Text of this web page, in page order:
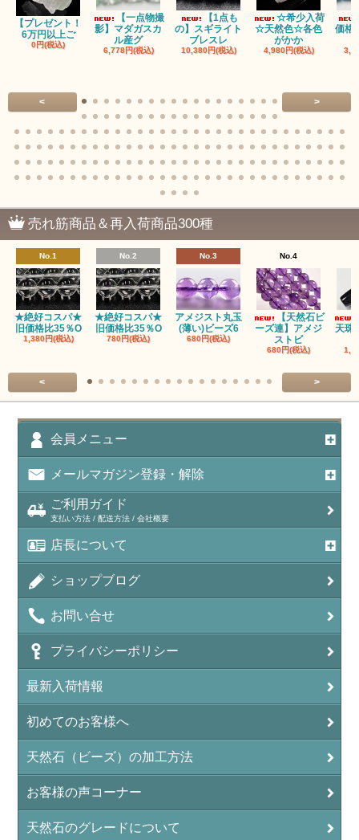
【プレゼント！
6万円以上ご
0円(税込)
【一点物撮
影】マダガスカ
ル産グ
6,778円(税込)
【1点も
の】スギライト
ブレスレ
10,380円(税込)
☆希少入荷
☆天然色☆各色
がかか
4,980円(税込)
価格
< >
売れ筋商品＆再入荷商品300種
No.1
★絶好コスパ★
旧価格比35％O
1,380円(税込)
No.2
★絶好コスパ★
旧価格比35％O
780円(税込)
No.3
アメジスト丸玉
(薄い)ビーズ6
680円(税込)
No.4
【天然石ビ
ーズ連】アメジ
ストビ
680円(税込)
天珠
< >
会員メニュー
メールマガジン登録・解除
ご利用ガイド
支払い方法 / 配送方法 / 会社概要
店長について
ショップブログ
お問い合せ
プライバシーポリシー
最新入荷情報
初めてのお客様へ
天然石（ビーズ）の加工方法
お客様の声コーナー
天然石のグレードについて